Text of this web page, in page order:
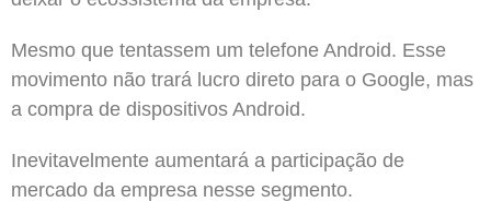
Mesmo que tentassem um telefone Android. Esse
movimento não trará lucro direto para o Google, mas
a compra de dispositivos Android.
Inevitavelmente aumentará a participação de
mercado da empresa nesse segmento.